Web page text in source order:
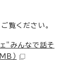
覧ください。
”みんなで話そ
）